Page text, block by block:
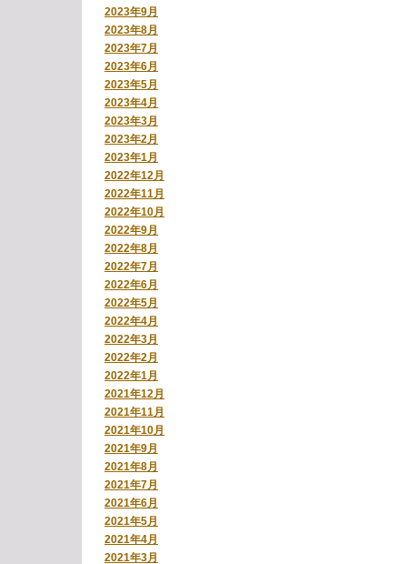
2023年9月
2023年8月
2023年7月
2023年6月
2023年5月
2023年4月
2023年3月
2023年2月
2023年1月
2022年12月
2022年11月
2022年10月
2022年9月
2022年8月
2022年7月
2022年6月
2022年5月
2022年4月
2022年3月
2022年2月
2022年1月
2021年12月
2021年11月
2021年10月
2021年9月
2021年8月
2021年7月
2021年6月
2021年5月
2021年4月
2021年3月